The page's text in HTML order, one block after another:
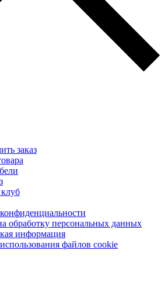
заказ
обработку персональных данных
информация
файлов cookie